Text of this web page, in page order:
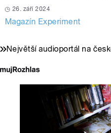
26. září 2024
Magazín Experiment
Největší audioportál na